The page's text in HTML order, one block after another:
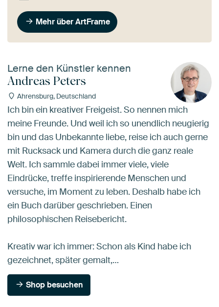
Mehr über ArtFrame
Lerne den Künstler kennen
Andreas Peters
Ahrensburg, Deutschland
Ich bin ein kreativer Freigeist. So nennen mich
meine Freunde. Und weil ich so unendlich neugierig
bin und das Unbekannte liebe, reise ich auch gerne
mit Rucksack und Kamera durch die ganz reale
Welt. Ich sammle dabei immer viele, viele
Eindrücke, treffe inspirierende Menschen und
versuche, im Moment zu leben. Deshalb habe ich
ein Buch darüber geschrieben. Einen
philosophischen Reisebericht.
Kreativ war ich immer: Schon als Kind habe ich
gezeichnet, später gemalt,…
Shop besuchen